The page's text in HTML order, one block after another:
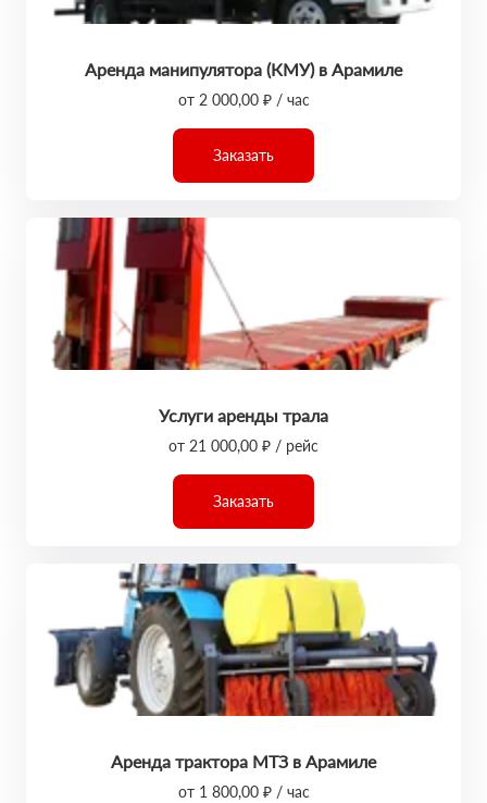
Аренда манипулятора (КМУ) в Арамиле
от 2 000,00 ₽ / час
Заказать
Услуги аренды трала
от 21 000,00 ₽ / рейс
Заказать
Аренда трактора МТЗ в Арамиле
от 1 800,00 ₽ / час